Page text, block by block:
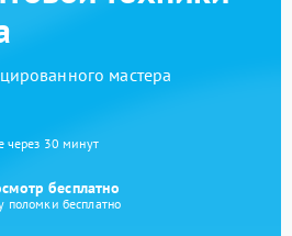
мастера
через 30 минут
бесплатно
бесплатно